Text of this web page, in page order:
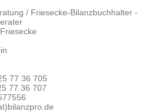
/ Friesecke-Bilanzbuchhalter -
77 36 705
77 36 707